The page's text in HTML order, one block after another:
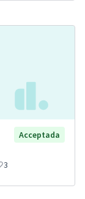
Acceptada
3